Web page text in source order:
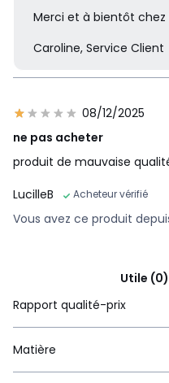
Merci et à bientôt chez
Caroline, Service Client
08/12/2025
ne pas acheter
produit de mauvaise
LucilleB
Acheteur vérifié
Vous avez ce produit
Utile (0)
Rapport qualité-prix
Matière